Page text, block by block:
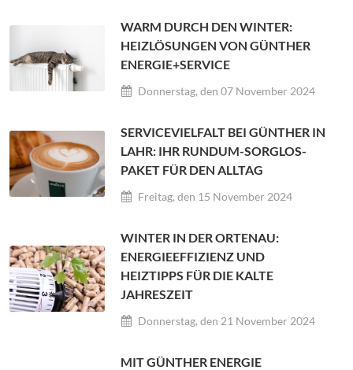
WARM DURCH DEN WINTER:
HEIZLÖSUNGEN VON GÜNTHER
ENERGIE+SERVICE
Donnerstag, den 07 November 2024
SERVICEVIELFALT BEI GÜNTHER IN
LAHR: IHR RUNDUM-SORGLOS-
PAKET FÜR DEN ALLTAG
Freitag, den 15 November 2024
WINTER IN DER ORTENAU:
ENERGIEEFFIZIENZ UND
HEIZTIPPS FÜR DIE KALTE
JAHRESZEIT
Donnerstag, den 21 November 2024
MIT GÜNTHER ENERGIE